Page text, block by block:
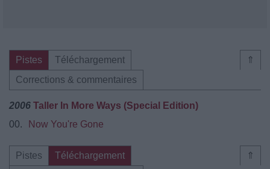
⇑
Pistes
Téléchargement
Corrections & commentaires
2006 Taller In More Ways (Special Edition)
00.
Now You're Gone
⇑
Pistes
Téléchargement